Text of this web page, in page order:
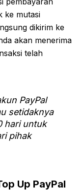
ke mutasi
dikirim ke
akan menerima
telah
PayPal
setidaknya
hari untuk
pihak
Up PayPal